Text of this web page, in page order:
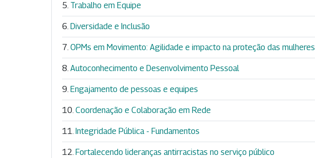
Trabalho em Equipe
Diversidade e Inclusão
OPMs em Movimento: Agilidade e impacto na proteção das mulheres
Autoconhecimento e Desenvolvimento Pessoal
Engajamento de pessoas e equipes
Coordenação e Colaboração em Rede
Integridade Pública - Fundamentos
Fortalecendo lideranças antirracistas no serviço público